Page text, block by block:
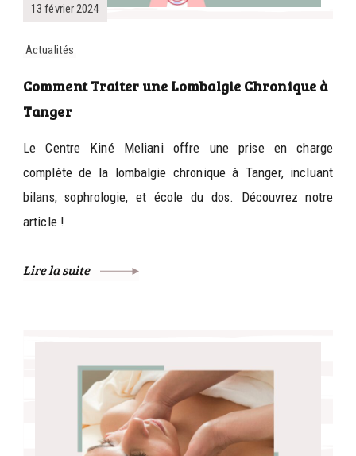
13 février 2024
Actualités
Comment Traiter une Lombalgie Chronique à
Tanger
Le Centre Kiné Meliani offre une prise en charge
complète de la lombalgie chronique à Tanger, incluant
bilans, sophrologie, et école du dos. Découvrez notre
article !
Lire la suite